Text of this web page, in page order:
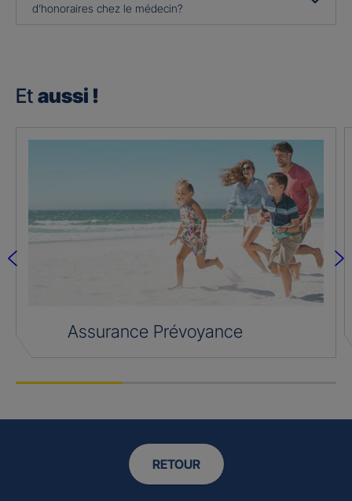
d’honoraires chez le médecin?
Et aussi !
Assurance Prévoyance
RETOUR